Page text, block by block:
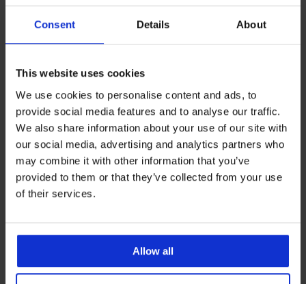
Consent Details About
This website uses cookies
We use cookies to personalise content and ads, to
provide social media features and to analyse our traffic.
We also share information about your use of our site with
our social media, advertising and analytics partners who
may combine it with other information that you’ve
provided to them or that they’ve collected from your use
of their services.
Allow all
Najczęściej wybierane kolory
czarny
beżowy biały różowy